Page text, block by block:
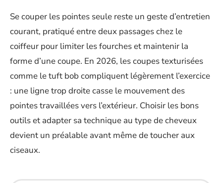
Se couper les pointes seule reste un geste d’entretien
courant, pratiqué entre deux passages chez le
coiffeur pour limiter les fourches et maintenir la
forme d’une coupe. En 2026, les coupes texturisées
comme le tuft bob compliquent légèrement l’exercice
: une ligne trop droite casse le mouvement des
pointes travaillées vers l’extérieur. Choisir les bons
outils et adapter sa technique au type de cheveux
devient un préalable avant même de toucher aux
ciseaux.